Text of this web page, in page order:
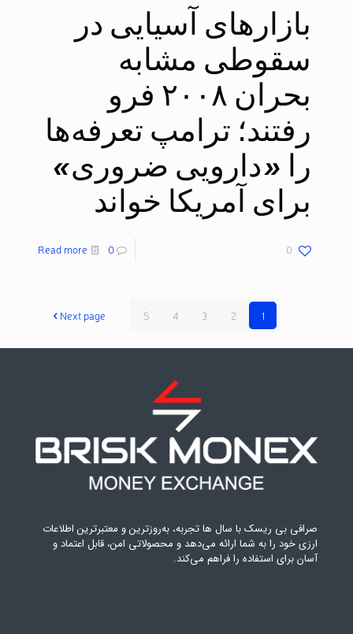
بازارهای آسیایی در
سقوطی مشابه
بحران ۲۰۰۸ فرو
رفتند؛ ترامپ تعرفه‌ها
را «دارویی ضروری»
برای آمریکا خواند
0
0
Read more
1
2
3
4
5
Next page
صرافی بی ریسک با سال ها تجربه، به‌روزترین و معتبرترین اطلاعات
ارزی خود را به شما ارائه می‌دهد و محصولاتی امن، قابل اعتماد و
آسان برای استفاده را فراهم می‌کند.